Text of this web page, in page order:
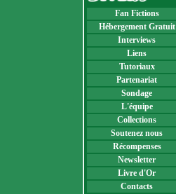
Fan Fictions
Hébergement Gratuit
Interviews
Liens
Tutoriaux
Partenariat
Sondage
L'équipe
Collections
Soutenez nous
Récompenses
Newsletter
Livre d'Or
Contacts